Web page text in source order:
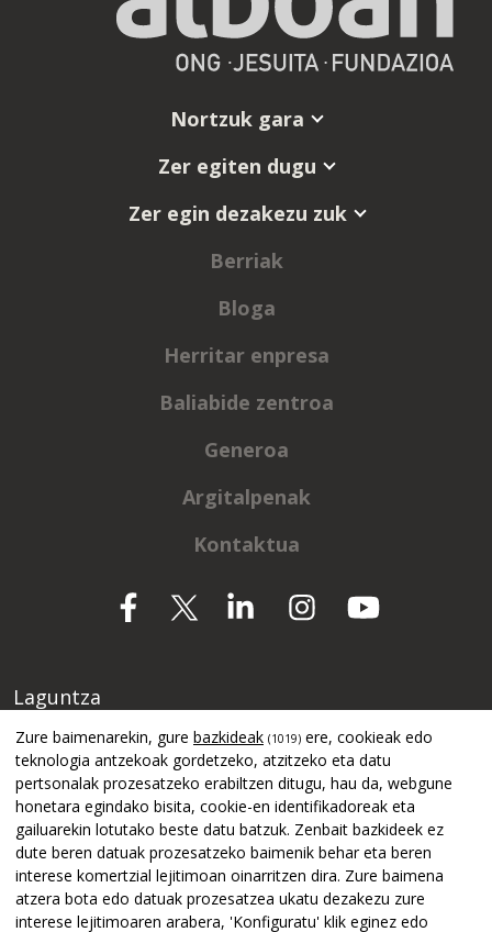
Nortzuk gara
Zer egiten dugu
Zer egin dezakezu zuk
Berriak
Bloga
Herritar enpresa
Baliabide zentroa
Generoa
Argitalpenak
Kontaktua
Laguntza
Zure baimenarekin, gure bazkideak (1019) ere, cookieak edo
teknologia antzekoak gordetzeko, atzitzeko eta datu
pertsonalak prozesatzeko erabiltzen ditugu, hau da, webgune
honetara egindako bisita, cookie-en identifikadoreak eta
gailuarekin lotutako beste datu batzuk. Zenbait bazkideek ez
dute beren datuak prozesatzeko baimenik behar eta beren
interese komertzial lejitimoan oinarritzen dira. Zure baimena
atzera bota edo datuak prozesatzea ukatu dezakezu zure
interese lejitimoaren arabera, 'Konfiguratu' klik eginez edo